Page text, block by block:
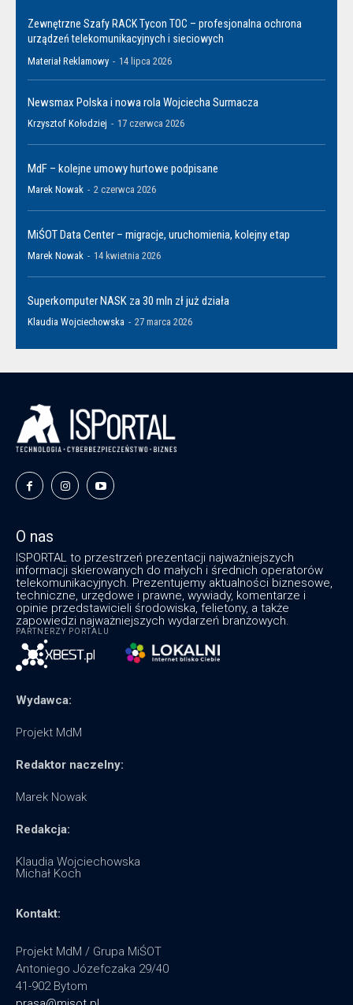
Zewnętrzne Szafy RACK Tycon TOC – profesjonalna ochrona
urządzeń telekomunikacyjnych i sieciowych
Materiał Reklamowy - 14 lipca 2026
Newsmax Polska i nowa rola Wojciecha Surmacza
Krzysztof Kołodziej - 17 czerwca 2026
MdF – kolejne umowy hurtowe podpisane
Marek Nowak - 2 czerwca 2026
MiŚOT Data Center – migracje, uruchomienia, kolejny etap
Marek Nowak - 14 kwietnia 2026
Superkomputer NASK za 30 mln zł już działa
Klaudia Wojciechowska - 27 marca 2026
O nas
ISPORTAL to przestrzeń prezentacji najważniejszych
informacji skierowanych do małych i średnich operatorów
telekomunikacyjnych. Prezentujemy aktualności biznesowe,
techniczne, urzędowe i prawne, wywiady, komentarze i
opinie przedstawicieli środowiska, felietony, a także
zapowiedzi najważniejszych wydarzeń branżowych.
PARTNERZY PORTALU
Wydawca:
Projekt MdM
Redaktor naczelny:
Marek Nowak
Redakcja:
Klaudia Wojciechowska
Michał Koch
Kontakt:
Projekt MdM / Grupa MiŚOT
Antoniego Józefczaka 29/40
41-902 Bytom